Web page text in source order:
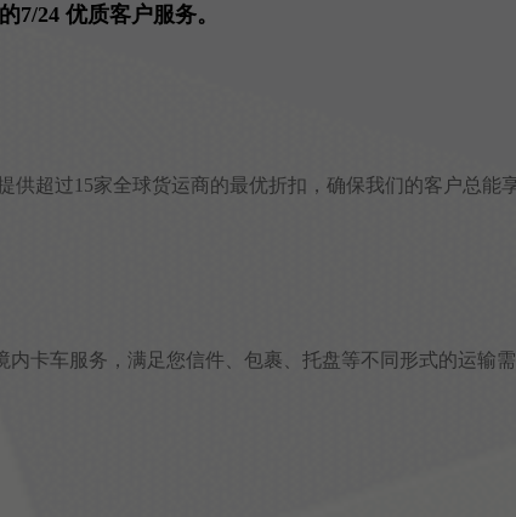
24 优质客户服务。
供超过15家全球货运商的最优折扣，确保我们的客户总能
卡车服务，满足您信件、包裹、托盘等不同形式的运输需